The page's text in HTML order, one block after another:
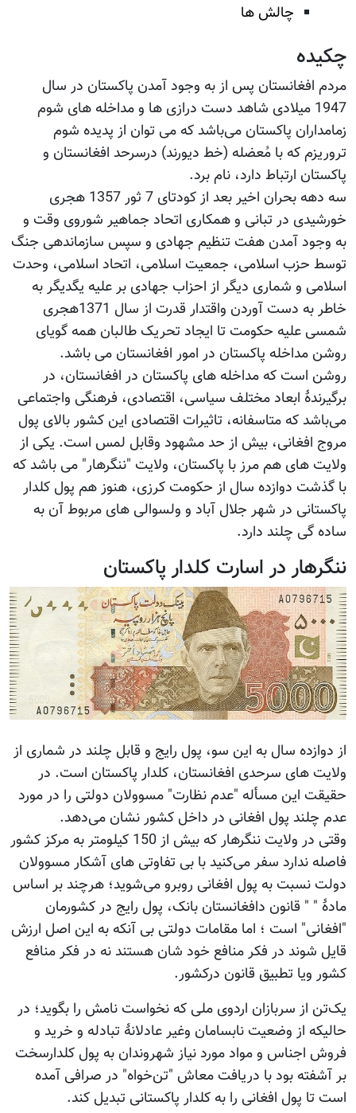
چالش ها
چکیده
مردم افغانستان پس از به وجود آمدن پاکستان در سال
1947 میلادی شاهد دست درازی ها و مداخله های شوم
زمامداران پاکستان می‌باشد که می توان از پدیده شوم
تروریزم که با مُعضله (خط دیورند) درسرحد افغانستان و
پاکستان ارتباط دارد، نام برد.
سه دهه بحران اخیر بعد از کودتای 7 ثور 1357 هجری
خورشیدی در تبانی و همکاری اتحاد جماهیر شوروی وقت و
به وجود آمدن هفت تنظیم جهادی و سپس سازماندهی جنگ
توسط حزب اسلامی، جمعیت اسلامی، اتحاد اسلامی، وحدت
اسلامی و شماری دیگر از احزاب جهادی بر علیه یگدیگر به
خاطر به دست آوردن واقتدار قدرت از سال 1371هجری
شمسی علیه حکومت تا ایجاد تحریک طالبان همه گویای
روشن مداخله پاکستان در امور افغانستان می باشد.
روشن است که مداخله های پاکستان در افغانستان، در
برگیرندۀ ابعاد مختلف سیاسی، اقتصادی، فرهنگی واجتماعی
می‌باشد که متاسفانه، تاثیرات اقتصادی این کشور بالای پول
مروج افغانی، بیش از حد مشهود وقابل لمس است. یکی از
ولایت های هم مرز با پاکستان، ولایت "ننگرهار" می باشد که
با گذشت دوازده سال از حکومت کرزی، هنوز هم پول کلدار
پاکستانی در شهر جلال آباد و ولسوالی های مربوط آن به
ساده گی چلند دارد.
ننگرهار در اسارت کلدار پاکستان
از دوازده سال به این سو، پول رایج و قابل چلند در شماری از
ولایت های سرحدی افغانستان، کلدار پاکستان است. در
حقیقت این مسأله "عدم نظارت" مسوولان دولتی را در مورد
عدم چلند پول افغانی در داخل کشور نشان می‌دهد.
وقتی در ولایت ننگرهار که بیش از 150 کیلومتر به مرکز کشور
فاصله ندارد سفر می‌کنید با بی تفاوتی های آشکار مسوولان
دولت نسبت به پول افغانی روبرو می‌شوید؛ هرچند بر اساس
مادۀ " " قانون دافغانستان بانک، پول رایج در کشورمان
"افغانی" است ؛ اما مقامات دولتی بی آنکه به این اصل ارزش
قایل شوند در فکر منافع خود شان هستند نه در فکر منافع
کشور ویا تطبیق قانون درکشور.
یک‌تن از سربازان اردوی ملی که نخواست نامش را بگوید؛ در
حالیکه از وضعیت نابسامان وغیر عادلانۀ تبادله و خرید و
فروش اجناس و مواد مورد نیاز شهروندان به پول کلدارسخت
بر آشفته بود با دریافت معاش "تن‌خواه" در صرافی آمده
است تا پول افغانی را به کلدار پاکستانی تبدیل کند.